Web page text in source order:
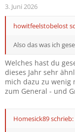
3. Juni 2026
howitfeelstobelost
Also das was ich
Welches hast du
dieses Jahr sehr
mich dazu zu wenig
zum General - und
Homesick89 schrieb: